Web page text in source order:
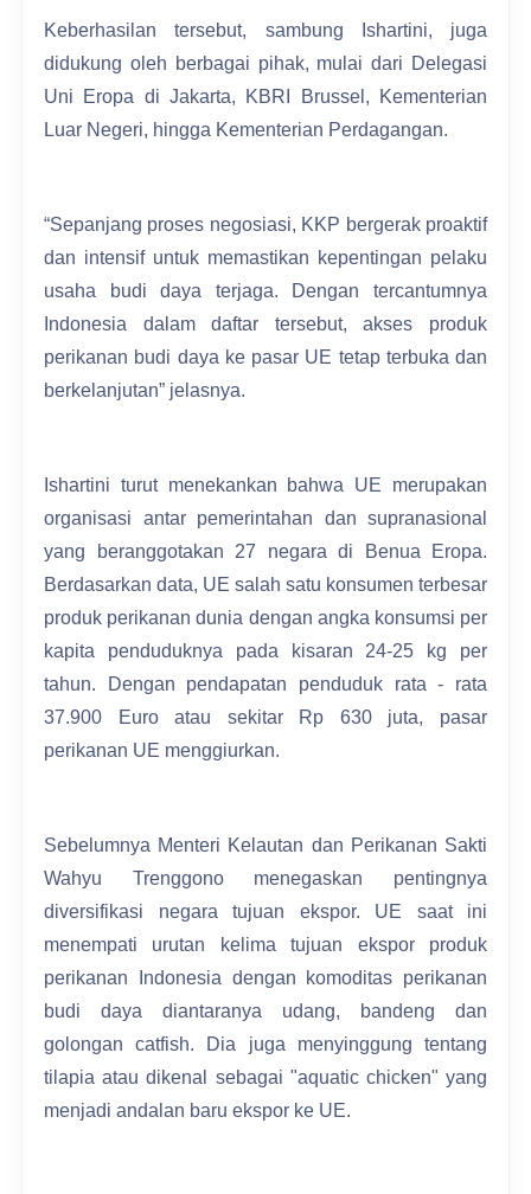
Keberhasilan tersebut, sambung Ishartini, juga
didukung oleh berbagai pihak, mulai dari Delegasi
Uni Eropa di Jakarta, KBRI Brussel, Kementerian
Luar Negeri, hingga Kementerian Perdagangan.
“Sepanjang proses negosiasi, KKP bergerak proaktif
dan intensif untuk memastikan kepentingan pelaku
usaha budi daya terjaga. Dengan tercantumnya
Indonesia dalam daftar tersebut, akses produk
perikanan budi daya ke pasar UE tetap terbuka dan
berkelanjutan” jelasnya.
Ishartini turut menekankan bahwa UE merupakan
organisasi antar pemerintahan dan supranasional
yang beranggotakan 27 negara di Benua Eropa.
Berdasarkan data, UE salah satu konsumen terbesar
produk perikanan dunia dengan angka konsumsi per
kapita penduduknya pada kisaran 24-25 kg per
tahun. Dengan pendapatan penduduk rata - rata
37.900 Euro atau sekitar Rp 630 juta, pasar
perikanan UE menggiurkan.
Sebelumnya Menteri Kelautan dan Perikanan Sakti
Wahyu Trenggono menegaskan pentingnya
diversifikasi negara tujuan ekspor. UE saat ini
menempati urutan kelima tujuan ekspor produk
perikanan Indonesia dengan komoditas perikanan
budi daya diantaranya udang, bandeng dan
golongan catfish. Dia juga menyinggung tentang
tilapia atau dikenal sebagai "aquatic chicken" yang
menjadi andalan baru ekspor ke UE.